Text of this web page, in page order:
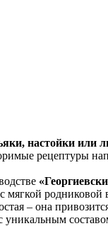
настойки или
рецептуры
– она